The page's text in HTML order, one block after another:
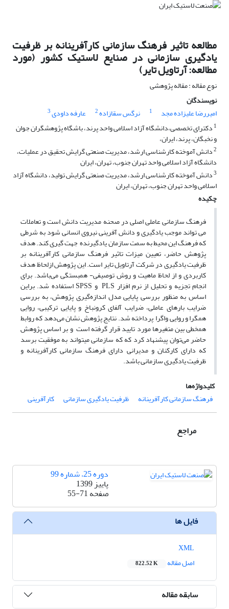
مطالعه تاثیر فرهنگ سازمانی کارآفرینانه بر ظرفیت
یادگیری سازمانی در صنایع لاستیک کشور (مورد
مطالعه: آرتاویل تایر)
نوع مقاله : مقاله پژوهشی
نویسندگان
امیررضا علیزاده مجد
1 نرگس سقازاده2 عارفه داودی3
1 دکترای تخصصی،دانشگاه آزاد اسلامی واحد پرند، باشگاه پژوهشگران جوان
و نخبگان، پرند، ایران،
2دانش آموخته کارشناسی ارشد، مدیریت صنعتی گرایش تحقیق در عملیات،
دانشگاه آزاد اسلامی واحد تهران جنوب، تهران، ایران
3دانش آموخته کارشناسی ارشد، مدیریت صنعتی گرایش تولید، دانشگاه آزاد
اسلامی واحد تهران جنوب، تهران، ایران
چکیده
فرهنگ ‌سازمانی عاملی اصلی در صحنه مدیریت دانش است و تعاملات
می تواند موجب یادگیری و دانش آفرینی نیروی انسانی شود به شرطی
که فرهنگ این محیط به سمت سازمان یادگیرنده جهت گیری کند. هدف
پژوهش حاضر، تعیین میزات تاثیر فرهنگ سازمانی کارآفرینانه بر
ظرفیت یادگیری در شرکت آرتاویل تایر است. این پژوهش ازلحاظ هدف
کاربردی و از لحاظ ماهیت و روش توصیفی- همبستگی می‌باشد. برای
انجام تجزیه ‌و تحلیل از نرم افزار PLS و SPSS استفاده شد. براین
اساس به منظور بررسی پایایی مدل اندازه‌گیری پژوهش، به بررسی
ضرایب بارهای عاملی، ضرایب آلفای کرونباخ و پایایی ترکیبی، روایی
همگرا و روایی واگرا پرداخته شد. نتایج پژوهش نشان می‌دهد که روابط
همخطی بین متغیرها مورد تایید قرار گرفته است و بر اساس پژوهش
حاضر می‌توان پیشنهاد کرد که که سازمانی میتواند به موفقیت برسد
که دارای کارکنان و مدیرانی دارای فرهنگ سازمانی کارآفرینانه و
ظرفیت یادگیری سازمانی باشد.
کلیدواژه‌ها
فرهنگ سازمانی کارآفرینانه
ظرفیت یادگیری سازمانی کارآفرینی
مراجع
دوره 25، شماره 99
پاییز 1399
صفحه55-71
فایل ها
اصل مقاله
822.52 K
سابقه مقاله